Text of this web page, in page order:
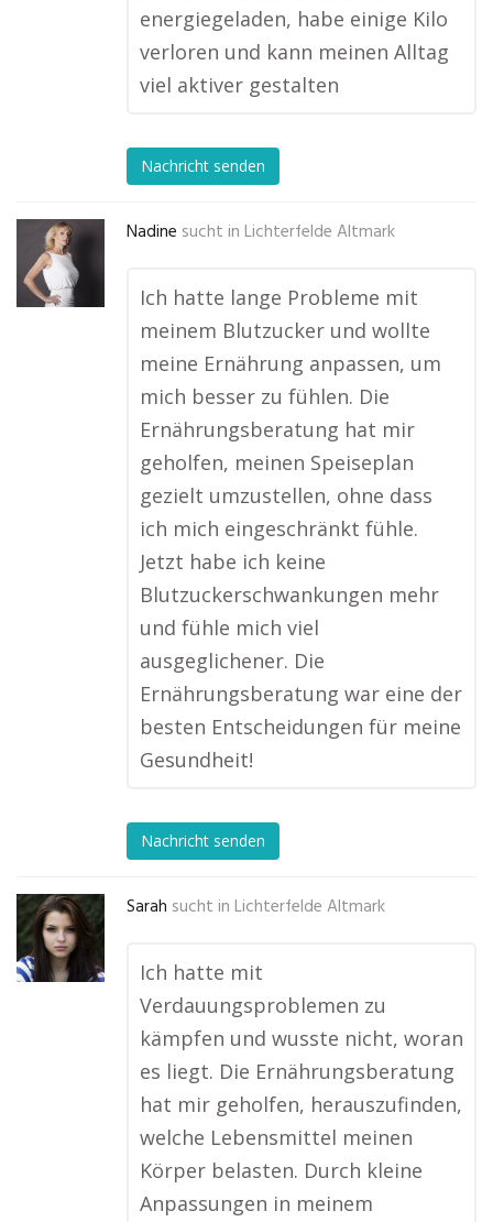
energiegeladen, habe einige Kilo
verloren und kann meinen Alltag
viel aktiver gestalten
Nachricht senden
Nadine sucht in Lichterfelde Altmark
Ich hatte lange Probleme mit
meinem Blutzucker und wollte
meine Ernährung anpassen, um
mich besser zu fühlen. Die
Ernährungsberatung hat mir
geholfen, meinen Speiseplan
gezielt umzustellen, ohne dass
ich mich eingeschränkt fühle.
Jetzt habe ich keine
Blutzuckerschwankungen mehr
und fühle mich viel
ausgeglichener. Die
Ernährungsberatung war eine der
besten Entscheidungen für meine
Gesundheit!
Nachricht senden
Sarah sucht in Lichterfelde Altmark
Ich hatte mit
Verdauungsproblemen zu
kämpfen und wusste nicht, woran
es liegt. Die Ernährungsberatung
hat mir geholfen, herauszufinden,
welche Lebensmittel meinen
Körper belasten. Durch kleine
Anpassungen in meinem